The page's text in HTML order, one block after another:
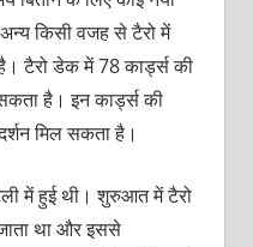
किसी वजह से टैरो में
टैरो डेक में 78 कार्ड्स की
है। इन कार्ड्स की
मिल सकता है।
में हुई थी। शुरुआत में टैरो
था और इससे